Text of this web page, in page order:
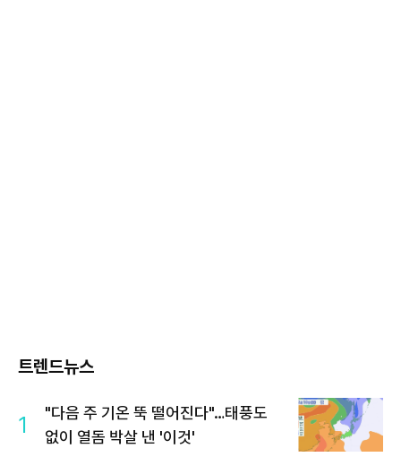
트렌드뉴스
1
"다음 주 기온 뚝 떨어진다"…태풍도
없이 열돔 박살 낸 '이것'